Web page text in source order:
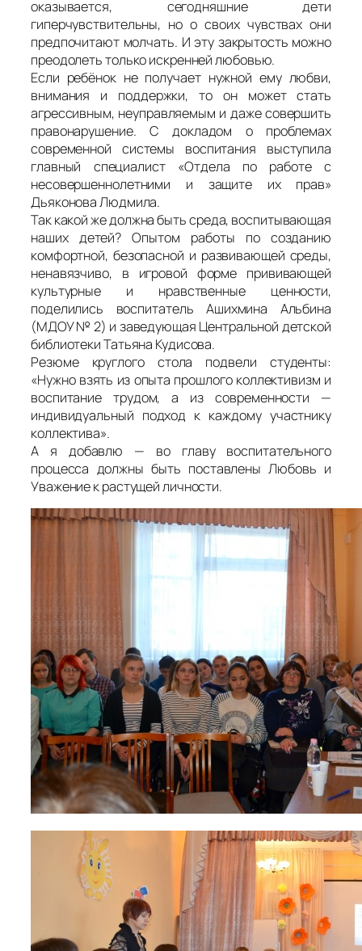
оказывается, сегодняшние дети
гиперчувствительны, но о своих чувствах они
предпочитают молчать. И эту закрытость можно
преодолеть только искренней любовью.
Если ребёнок не получает нужной ему любви,
внимания и поддержки, то он может стать
агрессивным, неуправляемым и даже совершить
правонарушение. С докладом о проблемах
современной системы воспитания выступила
главный специалист «Отдела по работе с
несовершеннолетними и защите их прав»
Дьяконова Людмила.
Так какой же должна быть среда, воспитывающая
наших детей? Опытом работы по созданию
комфортной, безопасной и развивающей среды,
ненавязчиво, в игровой форме прививающей
культурные и нравственные ценности,
поделились воспитатель Ашихмина Альбина
(МДОУ № 2) и заведующая Центральной детской
библиотеки Татьяна Кудисова.
Резюме круглого стола подвели студенты:
«Нужно взять из опыта прошлого коллективизм и
воспитание трудом, а из современности —
индивидуальный подход к каждому участнику
коллектива».
А я добавлю — во главу воспитательного
процесса должны быть поставлены Любовь и
Уважение к растущей личности.